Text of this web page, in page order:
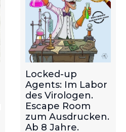
Locked-up
Agents: Im Labor
des Virologen.
Escape Room
zum Ausdrucken.
Ab 8 Jahre.